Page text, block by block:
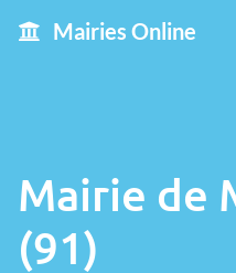
Mairies Online
Mairie de
(91)